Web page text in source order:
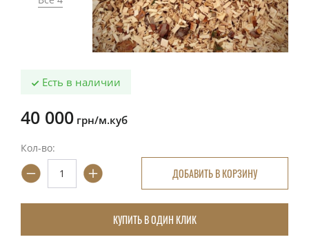
Есть в наличии
40 000 грн/м.куб
Кол-во:
ДОБАВИТЬ В КОРЗИНУ
КУПИТЬ В ОДИН КЛИК